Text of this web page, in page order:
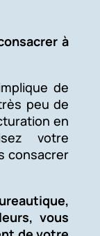
à
de
peu de
en
votre
consacrer
vous